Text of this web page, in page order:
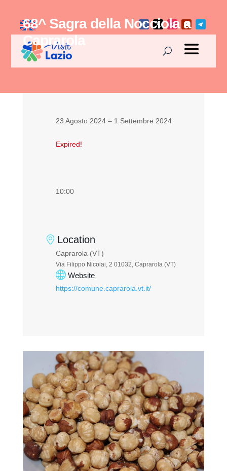
68^ Sagra della Nocciola a
Caprarola
23 Agosto 2024– 1 Settembre 2024
Expired!
10:00
Location
Caprarola (VT)
Via Filippo Nicolai, 2 01032, Caprarola (VT)
Website
https://comune.caprarola.vt.it/